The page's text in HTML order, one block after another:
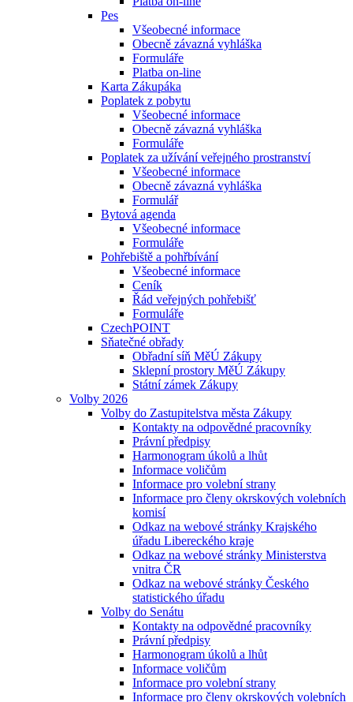
Pes
Všeobecné informace
Obecně závazná vyhláška
Formuláře
Platba on-line
Karta Zákupáka
Poplatek z pobytu
Všeobecné informace
Obecně závazná vyhláška
Formuláře
Poplatek za užívání veřejného prostranství
Všeobecné informace
Obecně závazná vyhláška
Formulář
Bytová agenda
Všeobecné informace
Formuláře
Pohřebiště a pohřbívání
Všeobecné informace
Ceník
Řád veřejných pohřebišť
Formuláře
CzechPOINT
Sňatečné obřady
Obřadní síň MěÚ Zákupy
Sklepní prostory MěÚ Zákupy
Státní zámek Zákupy
Volby 2026
Volby do Zastupitelstva města Zákupy
Kontakty na odpovědné pracovníky
Právní předpisy
Harmonogram úkolů a lhůt
Informace voličům
Informace pro volební strany
Informace pro členy okrskových volebních
komisí
Odkaz na webové stránky Krajského
úřadu Libereckého kraje
Odkaz na webové stránky Ministerstva
vnitra ČR
Odkaz na webové stránky Českého
statistického úřadu
Volby do Senátu
Kontakty na odpovědné pracovníky
Právní předpisy
Harmonogram úkolů a lhůt
Informace voličům
Informace pro volební strany
Informace pro členy okrskových volebních